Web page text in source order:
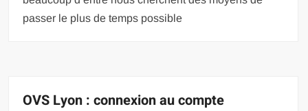
passer le plus de temps possible
OVS Lyon : connexion au compte